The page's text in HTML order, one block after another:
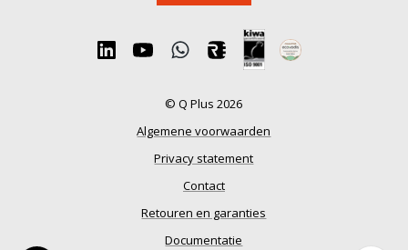
© Q Plus 2026
Algemene voorwaarden
Privacy statement
Contact
Retouren en garanties
Documentatie